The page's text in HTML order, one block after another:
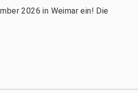
2026 in Weimar ein! Die